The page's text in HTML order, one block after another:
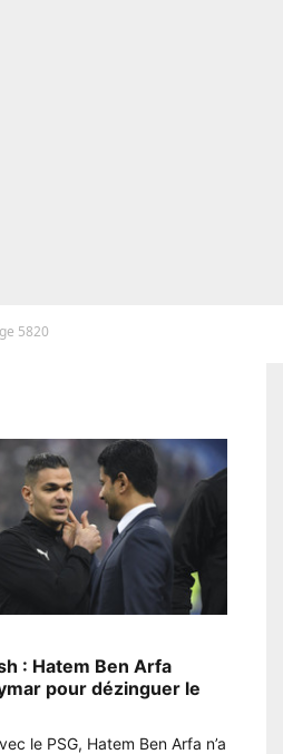
5820
: Hatem Ben Arfa
pour dézinguer le
le PSG, Hatem Ben Arfa n’a